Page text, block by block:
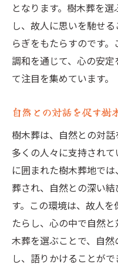
となります。樹木葬を
し、故人に思いを馳せ
らぎをもたらすのです
調和を通じて、心の安
て注目を集めています。
自然との対話を促す樹
樹木葬は、自然との対話
多くの人々に支持され
に囲まれた樹木葬地で
葬され、自然との深い
す。この環境は、故人
たらし、心の中で自然
木葬を選ぶことで、自
し、語りかけることが